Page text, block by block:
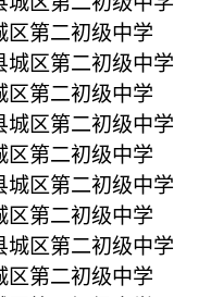
第二初级中学
区第二初级中学
第二初级中学
区第二初级中学
第二初级中学
区第二初级中学
第二初级中学
区第二初级中学
第二初级中学